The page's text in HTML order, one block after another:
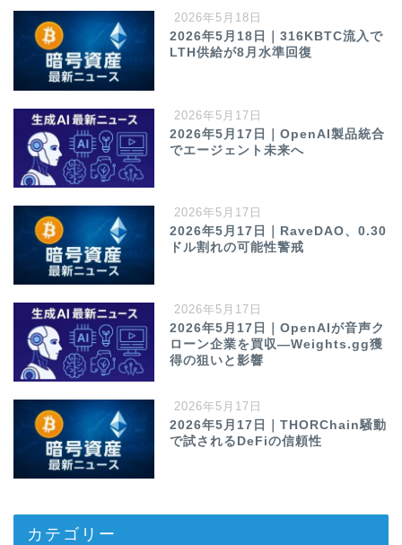
2026年5月18日
2026年5月18日｜316KBTC流入で
LTH供給が8月水準回復
2026年5月17日
2026年5月17日｜OpenAI製品統合
でエージェント未来へ
2026年5月17日
2026年5月17日｜RaveDAO、0.30
ドル割れの可能性警戒
2026年5月17日
2026年5月17日｜OpenAIが音声ク
ローン企業を買収—Weights.gg獲
得の狙いと影響
2026年5月17日
2026年5月17日｜THORChain騒動
で試されるDeFiの信頼性
カテゴリー